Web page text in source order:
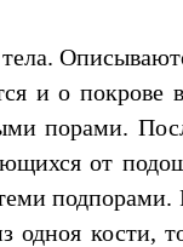
и о покрове
порами.
от
подпорами.
кости, то